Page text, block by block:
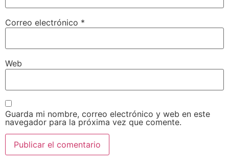
Correo electrónico *
Web
Guarda mi nombre, correo electrónico y web en este
navegador para la próxima vez que comente.